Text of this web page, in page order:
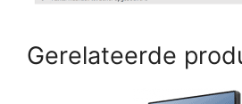
Gerelateerde